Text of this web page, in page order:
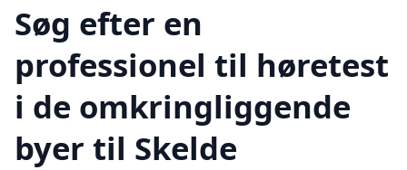
Søg efter en
professionel til høretest
i de omkringliggende
byer til Skelde